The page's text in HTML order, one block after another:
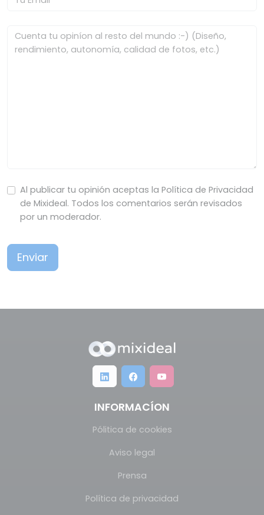
Al publicar tu opinión aceptas la Política de Privacidad
de Mixideal. Todos los comentarios serán revisados
por un moderador.
Enviar
INFORMACÍON
Pólitica de cookies
Aviso legal
Prensa
Política de privacidad